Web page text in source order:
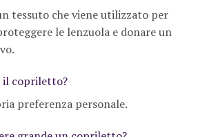
tessuto che viene utilizzato per
le lenzuola e donare un
il copriletto?
preferenza personale.